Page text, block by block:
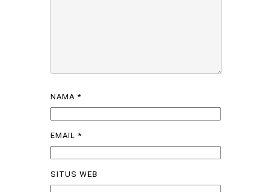
NAMA *
EMAIL *
SITUS WEB